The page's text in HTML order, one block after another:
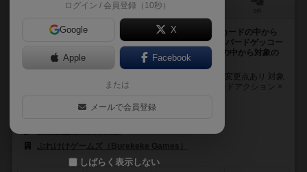
10分前後
【新作】［スピード・アクション系］めくられていくカードの中から
対象のカードを早取り!!テーマは爬虫類ハンター レオパードゲッコー
(通称レオパ)を捕獲せよ♪色や形さまざまな組み合わせの中から対象の
カードを探し出すひらめきが楽しい
プレイ人数 ２～６人 ※２人プレイのみルール変更点あり 対象
年齢 ７才以上 プレイ時間 １０分 ジャンル:スピードアクション ×
ログイン / 会員登録（10秒）
Google X
Apple Facebook
または
メールで会員登録
しばらく表示しない